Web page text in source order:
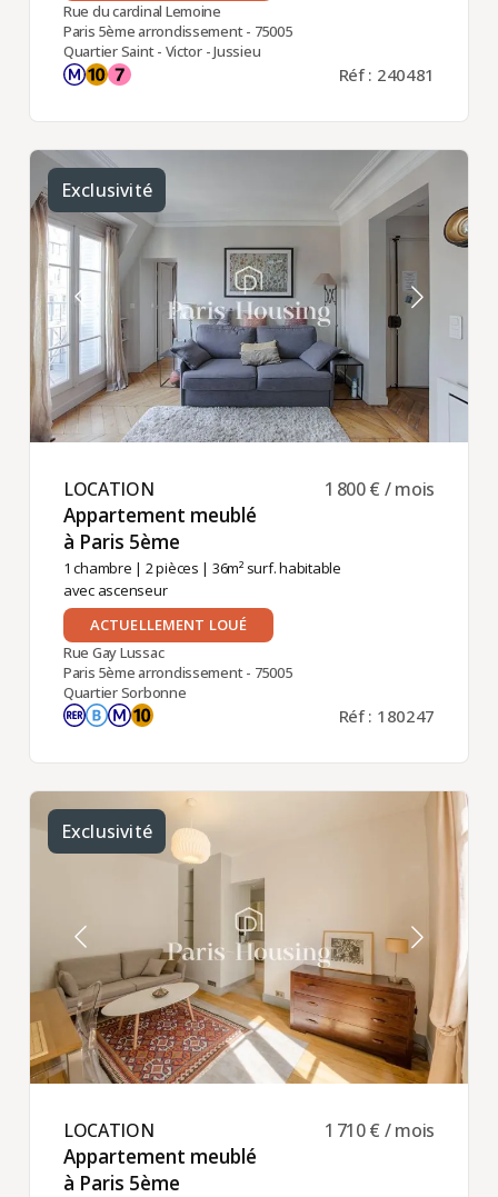
Rue du cardinal Lemoine
Paris 5ème arrondissement - 75005
Quartier Saint - Victor - Jussieu
Réf : 240481
Exclusivité
LOCATION ​
Appartement meublé
à Paris 5ème ​
1 chambre | 2 pièces | 36m² surf. habitable
avec ascenseur
1 800 € / mois
ACTUELLEMENT LOUÉ
Rue Gay Lussac
Paris 5ème arrondissement - 75005
Quartier Sorbonne
Réf : 180247
Exclusivité
LOCATION ​
Appartement meublé
à Paris 5ème ​
1 710 € / mois